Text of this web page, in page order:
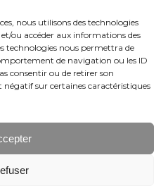
nous utilisons des technologies
ou accéder aux informations des
technologies nous permettra de
de navigation ou les ID
consentir ou de retirer son
sur certaines caractéristiques
vous.